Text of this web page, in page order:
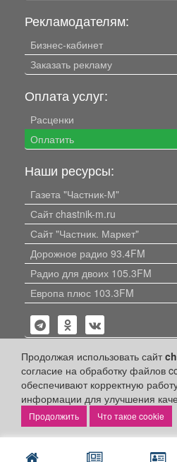
Продолжая использовать сайт
согласие на обработку файлов
обеспечивают корректную
информации для улучшения
Что такое cookie
Рекламодателям:
Бизнес-кабинет
Заказать рекламу
Оплата услуг:
Расценки
Оплатить
Наши ресурсы:
Газета "Частник-М"
Сайт chastnik-m.ru
Сайт "Частник. Маркет"
Дорожное радио 93.4FM
Радио для двоих 105.3FM
Европа плюс 103.3FM
Политика конфиденциальности
Публикации с пометкой «Реклама»,
«Партнёрский проект» оплачены
объявлениях.